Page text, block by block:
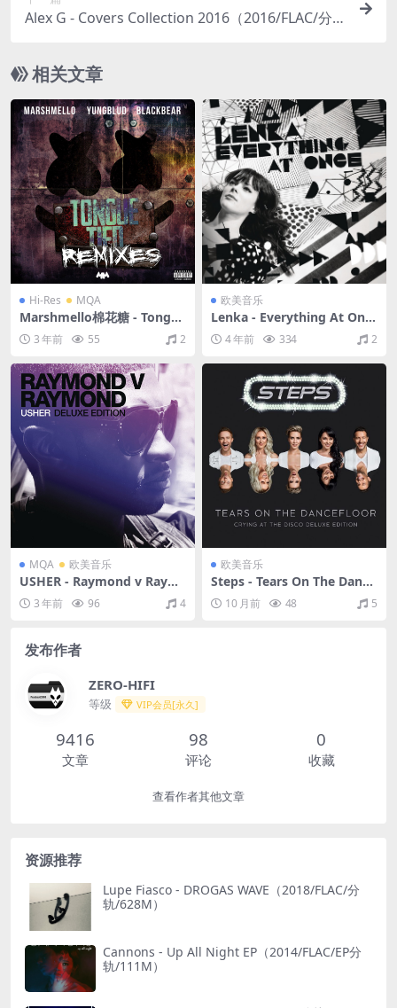
Alex G - Covers Collection 2016（2016/FLAC/分
相关文章
Hi-Res MQA
Marshmello棉花糖 - Tongue
Tied - Remix EP（2020/FLA
C/EP分轨/222M）(MQA/24b
it/44.1kHz)
3 年前 55 2
欧美音乐
Lenka - Everything At Onc
e（2013/FLAC/EP分轨/93.1
M）4 年前 334 2
MQA 欧美音乐
USHER - Raymond v Raym
ond（2010/FLAC/分轨/634
M）(MQA/16bit/44.1kHz)
3 年前 96 4
欧美音乐
Steps - Tears On The Dance
floor (Crying At The Disco
Deluxe Edition)（2017/FLA
10 月前 48 5
发布作者
ZERO-HIFI
等级 VIP会员[永久]
9416
文章
98
评论
0
收藏
查看作者其他文章
资源推荐
Lupe Fiasco - DROGAS WAVE（2018/FLAC/分
轨/628M）
Cannons - Up All Night EP（2014/FLAC/EP分
轨/111M）